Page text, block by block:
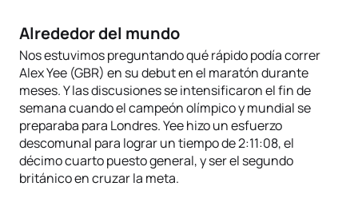
Alrededor del mundo
Nos estuvimos preguntando qué rápido podía correr
Alex Yee (GBR) en su debut en el maratón durante
meses. Y las discusiones se intensificaron el fin de
semana cuando el campeón olímpico y mundial se
preparaba para Londres. Yee hizo un esfuerzo
descomunal para lograr un tiempo de 2:11:08, el
décimo cuarto puesto general, y ser el segundo
británico en cruzar la meta.